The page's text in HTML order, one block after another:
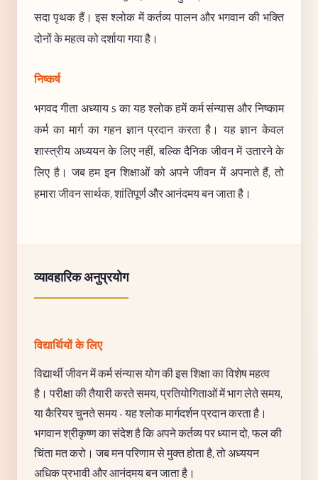
सदा पृथक हैं। इस श्लोक में कर्तव्य पालन और भगवान की भक्ति
दोनों के महत्व को दर्शाया गया है।
निष्कर्ष
भगवद गीता अध्याय 5 का यह श्लोक हमें कर्म संन्यास और निष्काम
कर्म का मार्ग का गहन ज्ञान प्रदान करता है। यह ज्ञान केवल
शास्त्रीय अध्ययन के लिए नहीं, बल्कि दैनिक जीवन में उतारने के
लिए है। जब हम इन शिक्षाओं को अपने जीवन में अपनाते हैं, तो
हमारा जीवन सार्थक, शांतिपूर्ण और आनंदमय बन जाता है।
व्यावहारिक अनुप्रयोग
विद्यार्थियों के लिए
विद्यार्थी जीवन में कर्म संन्यास योग की इस शिक्षा का विशेष महत्व
है। परीक्षा की तैयारी करते समय, प्रतियोगिताओं में भाग लेते समय,
या कैरियर चुनते समय - यह श्लोक मार्गदर्शन प्रदान करता है।
भगवान श्रीकृष्ण का संदेश है कि अपने कर्तव्य पर ध्यान दो, फल की
चिंता मत करो। जब मन परिणाम से मुक्त होता है, तो अध्ययन
अधिक प्रभावी और आनंदमय बन जाता है।